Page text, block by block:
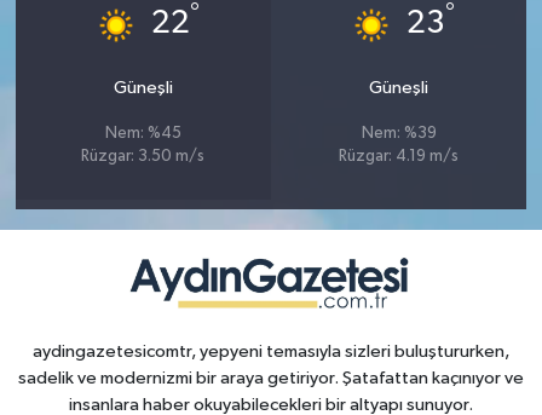
22°
Güneşli
Nem: %45
Rüzgar: 3.50 m/s
23°
Güneşli
Nem: %39
Rüzgar: 4.19 m/s
aydingazetesicomtr, yepyeni temasıyla sizleri buluştururken,
sadelik ve modernizmi bir araya getiriyor. Şatafattan kaçınıyor ve
insanlara haber okuyabilecekleri bir altyapı sunuyor.